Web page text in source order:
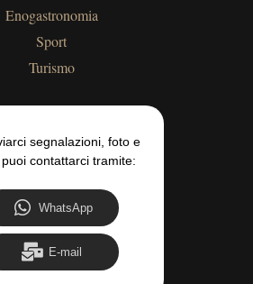
Enogastronomia
Sport
Turismo
segnalazioni, foto e
contattarci tramite:
WhatsApp
E-mail